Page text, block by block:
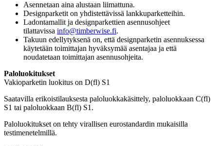
Asennetaan aina alustaan liimattuna.
Designparketit on yhdistettävissä lankkuparketteihin.
Ladontamallit ja designparkettien asennusohjeet
tilattavissa info@timberwise.fi.
Takuun edellytyksenä on, että designparketin asennuksessa
käytetään toimittajan hyväksymää asentajaa ja että
noudatetaan toimittajan asennusohjeita.
Paloluokitukset
Vakioparketin luokitus on D(fl) S1
Saatavilla erikoistilauksesta paloluokkakäsittely, paloluokkaan C(fl)
S1 tai paloluokkaan B(fl) S1.
Paloluokitukset on tehty virallisen eurostandardin mukaisilla
testimenetelmillä.